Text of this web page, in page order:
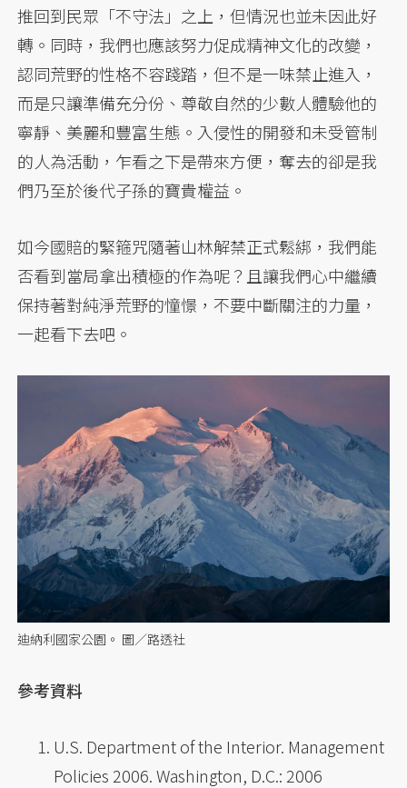
推回到民眾「不守法」之上，但情況也並未因此好
轉。同時，我們也應該努力促成精神文化的改變，
認同荒野的性格不容踐踏，但不是一味禁止進入，
而是只讓準備充分份、尊敬自然的少數人體驗他的
寧靜、美麗和豐富生態。入侵性的開發和未受管制
的人為活動，乍看之下是帶來方便，奪去的卻是我
們乃至於後代子孫的寶貴權益。
如今國賠的緊箍咒隨著山林解禁正式鬆綁，我們能
否看到當局拿出積極的作為呢？且讓我們心中繼續
保持著對純淨荒野的憧憬，不要中斷關注的力量，
一起看下去吧。
迪納利國家公園。 圖／路透社
參考資料
U.S. Department of the Interior. Management
Policies 2006. Washington, D.C.: 2006